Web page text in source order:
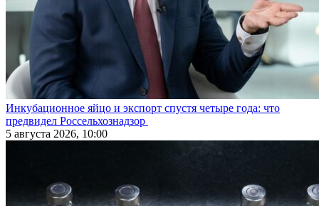
Инкубационное яйцо и экспорт спустя четыре года: что
предвидел Россельхознадзор
5 августа 2026, 10:00